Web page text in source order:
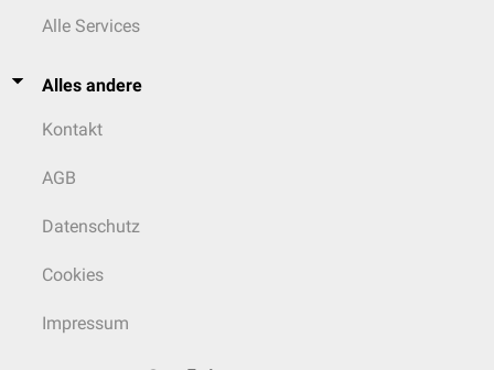
Alle Services
Alles andere
Kontakt
AGB
Datenschutz
Cookies
Impressum